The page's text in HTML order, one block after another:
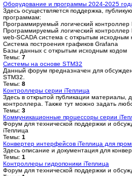
Оборудование и программы 2024-2025
Здесь осуществляется поддержка,
программам:
Программируемый логический контроллер
Программируемый логический контроллер
web-SCADA система с открытым исходным
Система построения графиков Grafana
Базы данных с открытым исходным кодом
Темы: 7
Системы на основе STM32
Данный форум предназначен для
STM32.
Темы: 8
Контроллеры серии iТеплица
Здесь в открытой публикации материалы,
контроллера. Также тут можно задать
Темы: 3
Коммуникационные процессоры серии
Форум для технической поддержки и
iТеплица
Темы: 1
Конвертер интерфейсов iТеплица для
Здесь описание и документация для
Темы: 1
Контроллеры гидропоники iТеплица
Форум для технической поддержки и